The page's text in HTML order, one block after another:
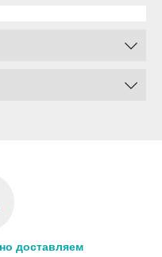
доставляем